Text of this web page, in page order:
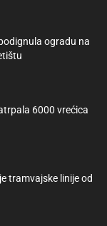
ogradu na
6000 vrećica
tramvajske linije od